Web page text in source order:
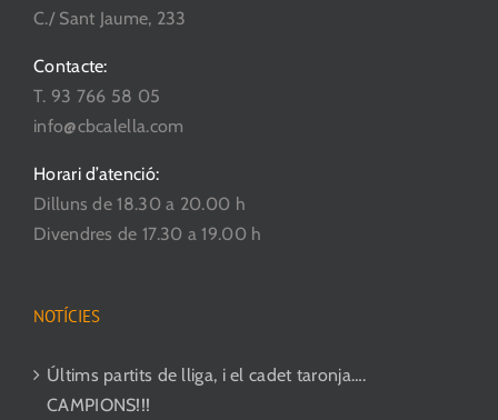
C./ Sant Jaume, 233
Contacte:
T. 93 766 58 05
info@cbcalella.com
Horari d’atenció:
Dilluns de 18.30 a 20.00 h
Divendres de 17.30 a 19.00 h
NOTÍCIES
Últims partits de lliga, i el cadet taronja….
CAMPIONS!!!